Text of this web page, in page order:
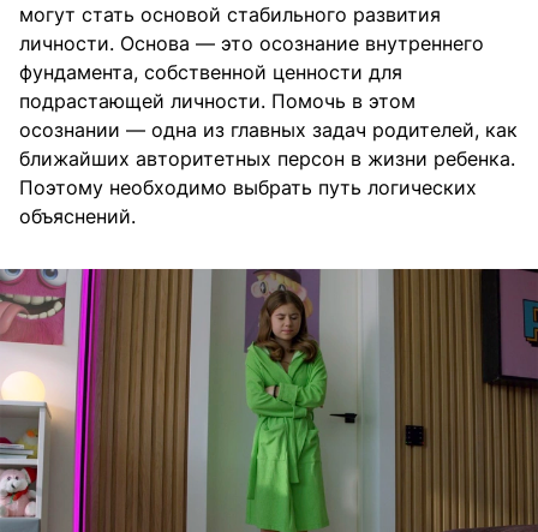
могут стать основой стабильного развития
личности. Основа — это осознание внутреннего
фундамента, собственной ценности для
подрастающей личности. Помочь в этом
осознании — одна из главных задач родителей, как
ближайших авторитетных персон в жизни ребенка.
Поэтому необходимо выбрать путь логических
объяснений.